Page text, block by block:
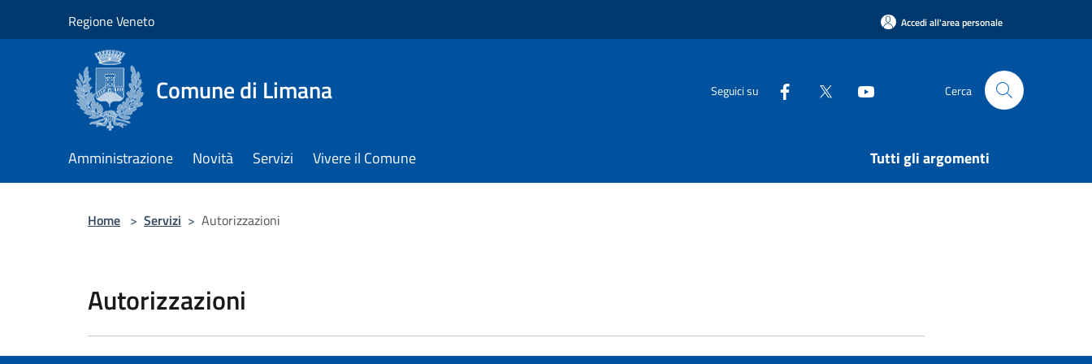
Regione Veneto Accedi all'area personale
Comune di Limana Seguici su Cerca
Amministrazione Novità Servizi Vivere il Comune Tutti gli argomenti
Home > Servizi > Autorizzazioni
Autorizzazioni